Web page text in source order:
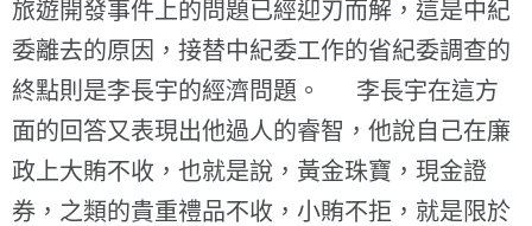
旅遊開發事件上的問題已經迎刃而解，這是中紀
委離去的原因，接替中紀委工作的省紀委調查的
終點則是李長宇的經濟問題。 李長宇在這方
面的回答又表現出他過人的睿智，他說自己在廉
政上大賄不收，也就是說，黃金珠寶，現金證
券，之類的貴重禮品不收，小賄不拒，就是限於